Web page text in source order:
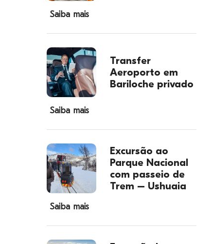
Saiba mais
Transfer
Aeroporto em
Bariloche privado
Saiba mais
Excursão ao
Parque Nacional
com passeio de
Trem – Ushuaia
Saiba mais